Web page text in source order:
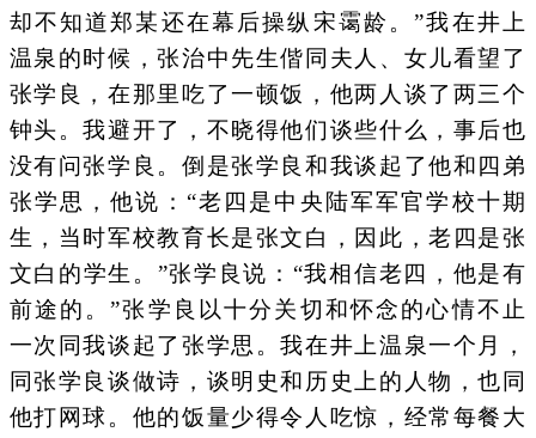
却不知道郑某还在幕后操纵宋霭龄。”我在井上
温泉的时候，张治中先生偕同夫人、女儿看望了
张学良，在那里吃了一顿饭，他两人谈了两三个
钟头。我避开了，不晓得他们谈些什么，事后也
没有问张学良。倒是张学良和我谈起了他和四弟
张学思，他说：“老四是中央陆军军官学校十期
生，当时军校教育长是张文白，因此，老四是张
文白的学生。”张学良说：“我相信老四，他是有
前途的。”张学良以十分关切和怀念的心情不止
一次同我谈起了张学思。我在井上温泉一个月，
同张学良谈做诗，谈明史和历史上的人物，也同
他打网球。他的饭量少得令人吃惊，经常每餐大